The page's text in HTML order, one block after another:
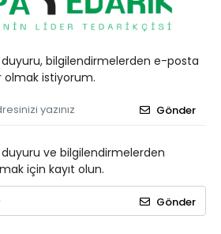
bilgilendirmelerden e-posta
olmak istiyorum.
Gönder
ve bilgilendirmelerden
için kayıt olun.
Gönder